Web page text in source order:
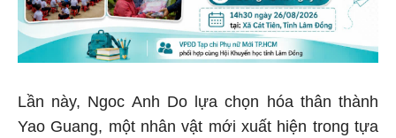
Lần này, Ngoc Anh Do lựa chọn hóa thân thành
Yao Guang, một nhân vật mới xuất hiện trong tựa